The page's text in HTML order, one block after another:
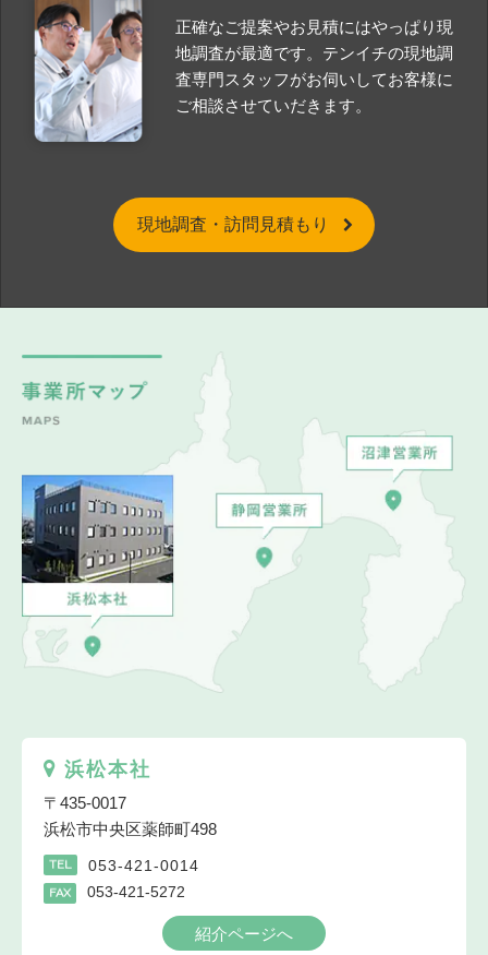
正確なご提案やお見積にはやっぱり現
地調査が最適です。テンイチの現地調
査専門スタッフがお伺いしてお客様に
ご相談させていだきます。
現地調査・訪問見積もり
浜松本社
〒435-0017
浜松市中央区薬師町498
TEL 053-421-0014
FAX 053-421-5272
紹介ページへ